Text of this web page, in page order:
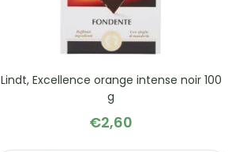
Lindt, Excellence orange intense noir 100
g
€2,60